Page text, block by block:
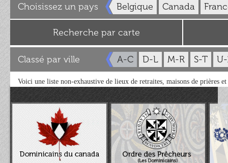
Choisissez un pays Belgique Canada
Recherche par carte
Classé par ville A-C D-L M-R S-T
Voici une liste non-exhaustive de lieux de retraites, maisons de prières et